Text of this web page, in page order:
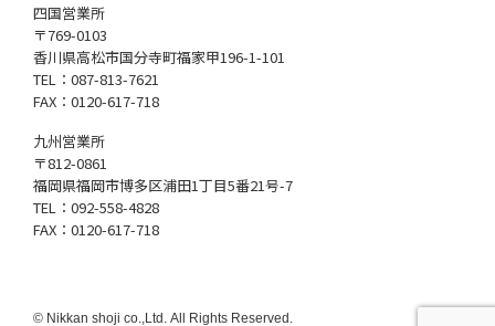
四国営業所
〒769-0103
香川県高松市国分寺町福家甲196-1-101
TEL：087-813-7621
FAX：0120-617-718
九州営業所
〒812-0861
福岡県福岡市博多区浦田1丁目5番21号-7
TEL：092-558-4828
FAX：0120-617-718
© Nikkan shoji co.,Ltd. All Rights Reserved.